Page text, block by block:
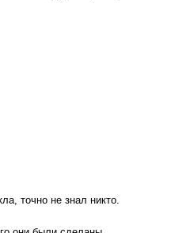
точно не знал никто.